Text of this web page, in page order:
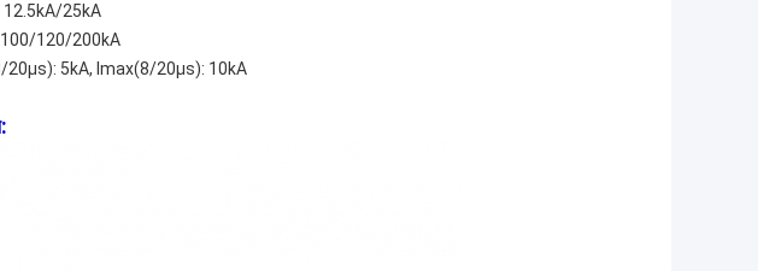
12.5kA/25kA
100/120/200kA
20µs): 5kA, Imax(8/20µs): 10kA